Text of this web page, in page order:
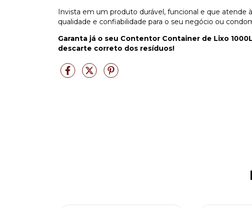
Invista em um produto durável, funcional e que atende
qualidade e confiabilidade para o seu negócio ou
Garanta já o seu Contentor Container de Lixo
descarte correto dos resíduos!